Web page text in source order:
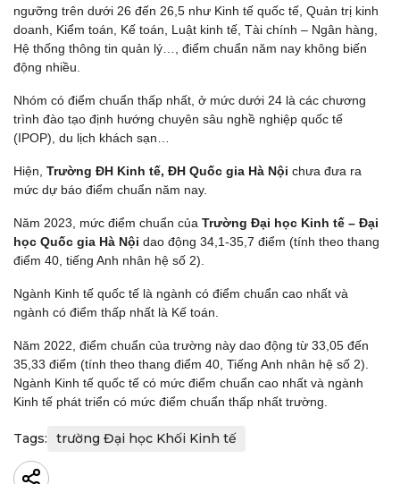
ngưỡng trên dưới 26 đến 26,5 như Kinh tế quốc tế, Quản trị kinh
doanh, Kiểm toán, Kế toán, Luật kinh tế, Tài chính – Ngân hàng,
Hệ thống thông tin quản lý…, điểm chuẩn năm nay không biến
động nhiều.
Nhóm có điểm chuẩn thấp nhất, ở mức dưới 24 là các chương
trình đào tạo định hướng chuyên sâu nghề nghiệp quốc tế
(IPOP), du lịch khách sạn…
Hiện, Trường ĐH Kinh tế, ĐH Quốc gia Hà Nội chưa đưa ra
mức dự báo điểm chuẩn năm nay.
Năm 2023, mức điểm chuẩn của Trường Đại học Kinh tế – Đại
học Quốc gia Hà Nội dao động 34,1-35,7 điểm (tính theo thang
điểm 40, tiếng Anh nhân hệ số 2).
Ngành Kinh tế quốc tế là ngành có điểm chuẩn cao nhất và
ngành có điểm thấp nhất là Kế toán.
Năm 2022, điểm chuẩn của trường này dao động từ 33,05 đến
35,33 điểm (tính theo thang điểm 40, Tiếng Anh nhân hệ số 2).
Ngành Kinh tế quốc tế có mức điểm chuẩn cao nhất và ngành
Kinh tế phát triển có mức điểm chuẩn thấp nhất trường.
Tags: trường Đại học Khối Kinh tế